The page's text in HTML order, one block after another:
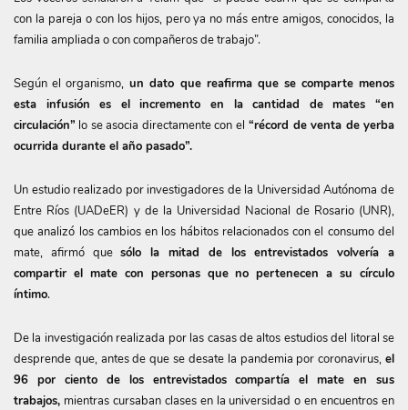
con la pareja o con los hijos, pero ya no más entre amigos, conocidos, la
familia ampliada o con compañeros de trabajo”.
Según el organismo, un dato que reafirma que se comparte menos
esta infusión es el incremento en la cantidad de mates “en
circulación” lo se asocia directamente con el “récord de venta de yerba
ocurrida durante el año pasado”.
Un estudio realizado por investigadores de la Universidad Autónoma de
Entre Ríos (UADeER) y de la Universidad Nacional de Rosario (UNR),
que analizó los cambios en los hábitos relacionados con el consumo del
mate, afirmó quesólo la mitad de los entrevistados volvería a
compartir el mate con personas que no pertenecen a su círculo
íntimo.
De la investigación realizada por las casas de altos estudios del litoral se
desprende que, antes de que se desate la pandemia por coronavirus, el
96 por ciento de los entrevistados compartía el mate en sus
trabajos, mientras cursaban clases en la universidad o en encuentros en